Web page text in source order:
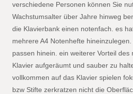
verschiedene Personen können Sie
Wachstumsalter über Jahre hinweg
die Klavierbank einen notenfach. es
mehrere A4 Notenhefte
passen hinein. ein weiterer Vorteil des
Klavier aufgeräumt und sauber zu
vollkommen auf das Klavier spielen
bzw Stifte zerkratzen nicht die